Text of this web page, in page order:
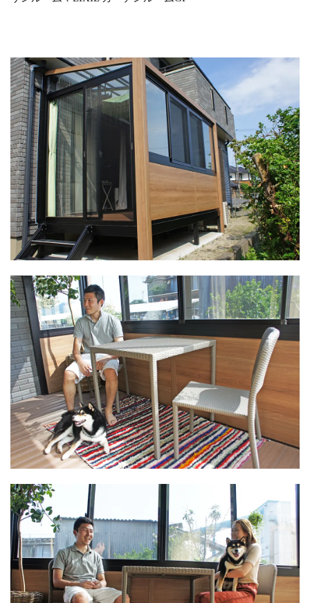
LIXIL ココマ
LIXIL サイモン
LIXIL サニージュ
LIXIL サニーブリーズフェンス
LIXIL ジーマ
LIXIL スタイルコート
LIXIL ステンレスサイン
LIXIL スマート宅配ポスト
LIXIL デザイナーズパーツ 枕木材
LIXIL ネクストポスト
LIXIL ネスカ
LIXIL ハイサモア
LIXIL フーゴ
LIXIL ファンクションユニット アクシィ
LIXIL ファンクションユニット ウィルモダン
LIXIL フェンスAB
LIXIL ブラケットウォールライト
LIXIL プラスG
LIXIL プレスタフェンス
LIXIL プレミエス
LIXIL プログコートフェンス
LIXIL ベルニューズ
LIXIL ラフィーネ門扉
LIXIL ワイドシャッターS
LIXIL 切文字サイン
LIXIL 横型ポストP-1型
LIXIL 樹ら楽ステージ
LIXIL 機能門柱FS
LIXIL 機能門柱FW
LIXIL 美彩 マリンライト
LIXIL 表札灯
LIXIL 門柱灯
LIXIL 開き門扉AB
OnlyOne アートモザイクスクエア
OnlyOne ヴェリータヌーボS
OnlyOne ウォールマウントライト
OnlyOne エッジネームプレート
OnlyOne カーストップバー
OnlyOne クーリエ
OnlyOne サブレ
OnlyOne シャーポ